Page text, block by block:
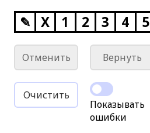
✎ X 1 2 3 4 5
Отменить Вернуть
Очистить
Показывать
ошибки